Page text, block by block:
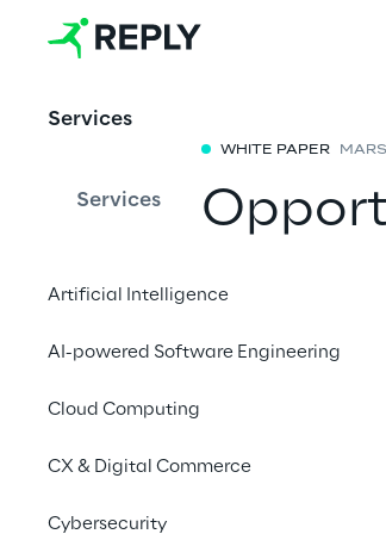
Services
Services
Artificial Intelligence
AI-powered Software Engineering
Cloud Computing
CX & Digital Commerce
Cybersecurity
WHITE PAPER
de